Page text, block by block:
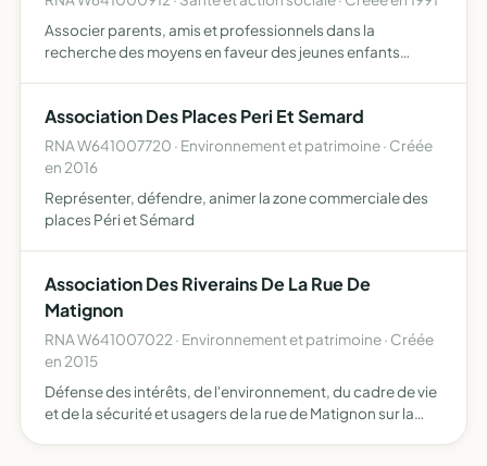
Associer parents, amis et professionnels dans la
recherche des moyens en faveur des jeunes enfants
l'extErieur…
Association Des Places Peri Et Semard
RNA W641007720 · Environnement et patrimoine · Créée
en 2016
Représenter, défendre, animer la zone commerciale des
places Péri et Sémard
Association Des Riverains De La Rue De
Matignon
RNA W641007022 · Environnement et patrimoine · Créée
en 2015
Défense des intérêts, de l'environnement, du cadre de vie
et de la sécurité et usagers de la rue de Matignon sur la